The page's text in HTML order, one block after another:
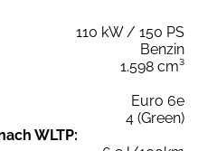
110 kW / 150 PS
Benzin
1.598 cm³
Euro 6e
4 (Green)
WLTP: